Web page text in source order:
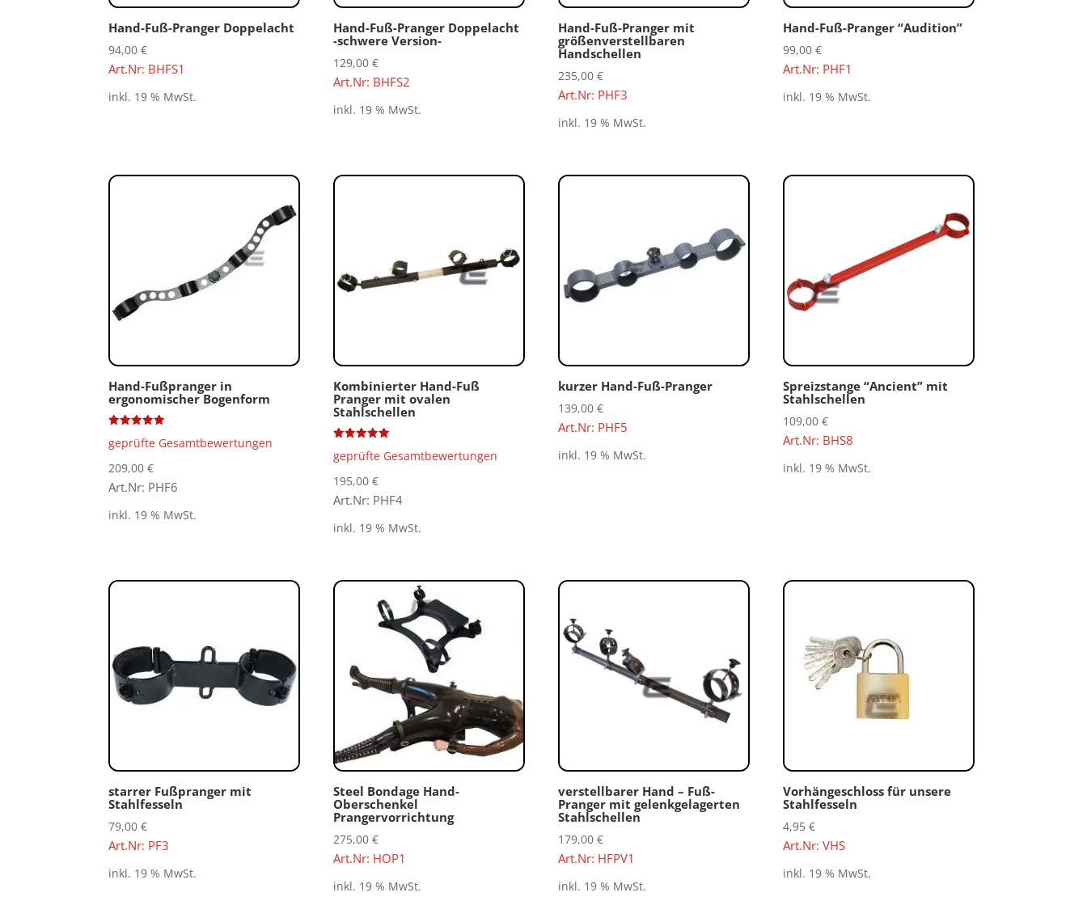
Hand-Fuß-Pranger Doppelacht
94,00€
Art.Nr: BHFS1
inkl. 19 % MwSt.
Hand-Fuß-Pranger Doppelacht
-schwere Version-
129,00€
Art.Nr: BHFS2
inkl. 19 % MwSt.
Hand-Fuß-Pranger mit
größenverstellbaren
Handschellen
235,00€
Art.Nr: PHF3
inkl. 19 % MwSt.
Hand-Fuß-Pranger “Audition”
99,00€
Art.Nr: PHF1
inkl. 19 % MwSt.
Hand-Fußpranger in
ergonomischer Bogenform
mit
von 5
geprüfte Gesamtbewertungen
209,00€
Art.Nr: PHF6
inkl. 19 % MwSt.
Kombinierter Hand-Fuß
Pranger mit ovalen
Stahlschellen
mit
von 5
geprüfte Gesamtbewertungen
195,00€
Art.Nr: PHF4
inkl. 19 % MwSt.
kurzer Hand-Fuß-Pranger
139,00€
Art.Nr: PHF5
inkl. 19 % MwSt.
Spreizstange “Ancient” mit
Stahlschellen
109,00€
Art.Nr: BHS8
inkl. 19 % MwSt.
starrer Fußpranger mit
Stahlfesseln
79,00€
Art.Nr: PF3
inkl. 19 % MwSt.
Steel Bondage Hand-
Oberschenkel
Prangervorrichtung
275,00€
Art.Nr: HOP1
inkl. 19 % MwSt.
verstellbarer Hand – Fuß-
Pranger mit gelenkgelagerten
Stahlschellen
179,00€
Art.Nr: HFPV1
inkl. 19 % MwSt.
Vorhängeschloss für unsere
Stahlfesseln
4,95€
Art.Nr: VHS
inkl. 19 % MwSt.